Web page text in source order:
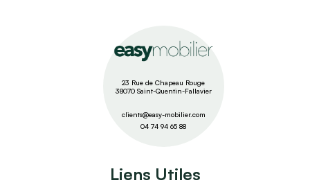
23 Rue de Chapeau Rouge
38070 Saint-Quentin-Fallavier
clients@easy-mobilier.com
04 74 94 65 88
Liens Utiles